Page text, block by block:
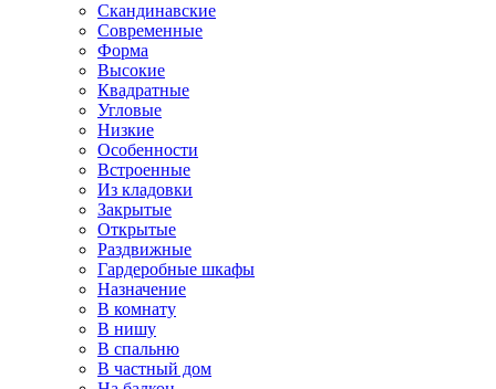
Скандинавские
Современные
Форма
Высокие
Квадратные
Угловые
Низкие
Особенности
Встроенные
Из кладовки
Закрытые
Открытые
Раздвижные
Гардеробные шкафы
Назначение
В комнату
В нишу
В спальню
В частный дом